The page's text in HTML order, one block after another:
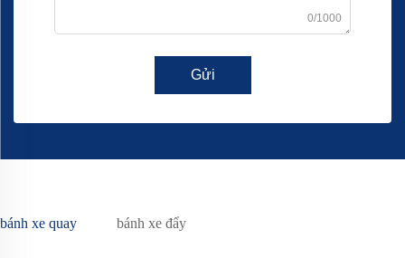
0/1000
Gửi
bánh xe quay bánh xe đẩy